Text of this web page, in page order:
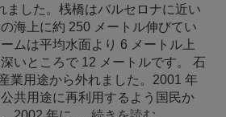
ました。桟橋はバルセロナに近い
海上に約 250 メートル伸びてい
ムは平均水面より 6 メートル上
いところで 12 メートルです。 石
業用途から外れました。2001 年
共用途に再利用するよう国民か